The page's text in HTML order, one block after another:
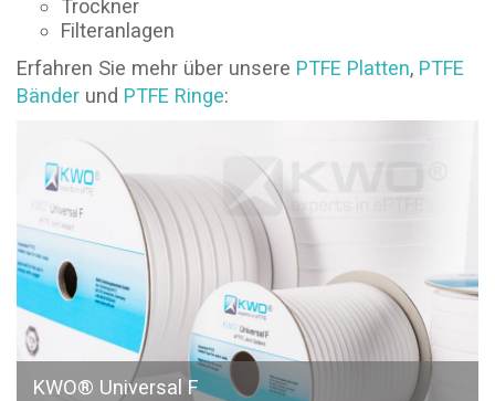
Trockner
Filteranlagen
Erfahren Sie mehr über unsere PTFE Platten, PTFE
Bänder und PTFE Ringe:
KWO® Universal F